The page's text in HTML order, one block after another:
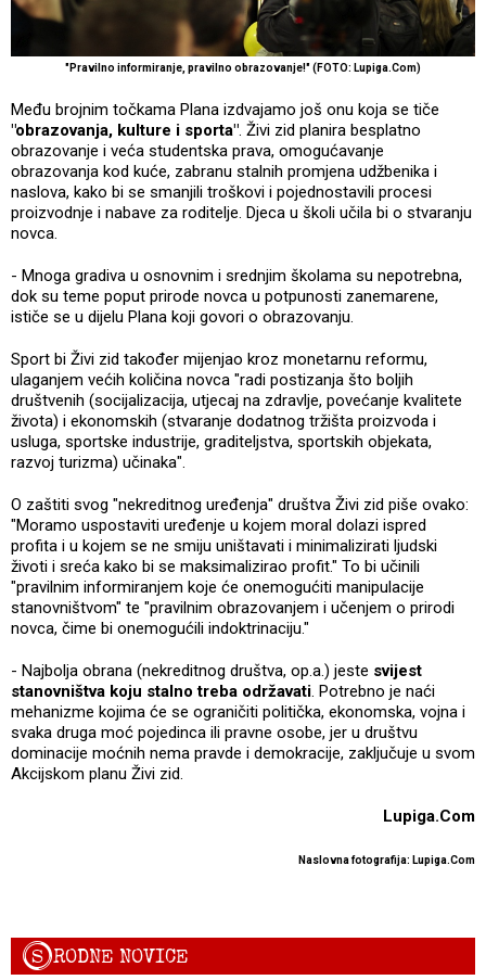
"Pravilno informiranje, pravilno obrazovanje!" (FOTO: Lupiga.Com)
Među brojnim točkama Plana izdvajamo još onu koja se tiče
"obrazovanja, kulture i sporta". Živi zid planira besplatno
obrazovanje i veća studentska prava, omogućavanje
obrazovanja kod kuće, zabranu stalnih promjena udžbenika i
naslova, kako bi se smanjili troškovi i pojednostavili procesi
proizvodnje i nabave za roditelje. Djeca u školi učila bi o stvaranju
novca.
- Mnoga gradiva u osnovnim i srednjim školama su nepotrebna,
dok su teme poput prirode novca u potpunosti zanemarene,
ističe se u dijelu Plana koji govori o obrazovanju.
Sport bi Živi zid također mijenjao kroz monetarnu reformu,
ulaganjem većih količina novca "radi postizanja što boljih
društvenih (socijalizacija, utjecaj na zdravlje, povećanje kvalitete
života) i ekonomskih (stvaranje dodatnog tržišta proizvoda i
usluga, sportske industrije, graditeljstva, sportskih objekata,
razvoj turizma) učinaka".
O zaštiti svog "nekreditnog uređenja" društva Živi zid piše ovako:
"Moramo uspostaviti uređenje u kojem moral dolazi ispred
profita i u kojem se ne smiju uništavati i minimalizirati ljudski
životi i sreća kako bi se maksimalizirao profit." To bi učinili
"pravilnim informiranjem koje će onemogućiti manipulacije
stanovništvom" te "pravilnim obrazovanjem i učenjem o prirodi
novca, čime bi onemogućili indoktrinaciju."
- Najbolja obrana (nekreditnog društva, op.a.) jeste svijest
stanovništva koju stalno treba održavati. Potrebno je naći
mehanizme kojima će se ograničiti politička, ekonomska, vojna i
svaka druga moć pojedinca ili pravne osobe, jer u društvu
dominacije moćnih nema pravde i demokracije, zaključuje u svom
Akcijskom planu Živi zid.
Lupiga.Com
Naslovna fotografija: Lupiga.Com
SRODNE NOVICE